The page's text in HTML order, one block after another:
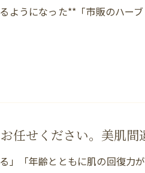
ようになった**「市販のハー
任せください。美肌間
」「年齢とともに肌の回復力